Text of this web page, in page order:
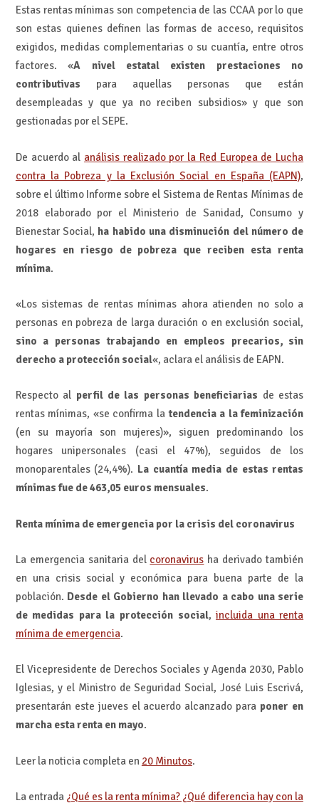
Estas rentas mínimas son competencia de las CCAA por lo que
son estas quienes definen las formas de acceso, requisitos
exigidos, medidas complementarias o su cuantía, entre otros
factores. «A nivel estatal existen prestaciones no
contributivas para aquellas personas que están
desempleadas y que ya no reciben subsidios» y que son
gestionadas por el SEPE.
De acuerdo al análisis realizado por la Red Europea de Lucha
contra la Pobreza y la Exclusión Social en España (EAPN),
sobre el último Informe sobre el Sistema de Rentas Mínimas de
2018 elaborado por el Ministerio de Sanidad, Consumo y
Bienestar Social, ha habido una disminución del número de
hogares en riesgo de pobreza que reciben esta renta
mínima.
«Los sistemas de rentas mínimas ahora atienden no solo a
personas en pobreza de larga duración o en exclusión social,
sino a personas trabajando en empleos precarios, sin
derecho a protección social«, aclara el análisis de EAPN.
Respecto al perfil de las personas beneficiarias de estas
rentas mínimas, «se confirma latendencia a la feminización
(en su mayoría son mujeres)», siguen predominando los
hogares unipersonales (casi el 47%), seguidos de los
monoparentales (24,4%). La cuantía media de estas rentas
mínimas fue de 463,05 euros mensuales.
Renta mínima de emergencia por la crisis del coronavirus
La emergencia sanitaria del coronavirus ha derivado también
en una crisis social y económica para buena parte de la
población. Desde el Gobierno han llevado a cabo una serie
de medidas para la protección social,incluida una renta
mínima de emergencia.
El Vicepresidente de Derechos Sociales y Agenda 2030, Pablo
Iglesias, y el Ministro de Seguridad Social, José Luis Escrivá,
presentarán este jueves el acuerdo alcanzado para poner en
marcha esta renta en mayo.
Leer la noticia completa en 20 Minutos.
La entrada ¿Qué es la renta mínima? ¿Qué diferencia hay con la